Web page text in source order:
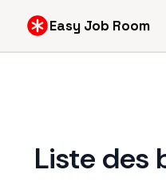
Easy Job Room
Liste des